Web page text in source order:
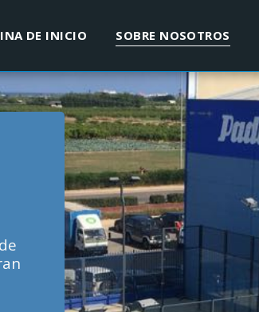
DE INICIO SOBRE NOSOTROS